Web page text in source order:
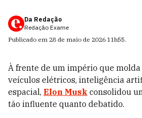
Da Redação
Redação Exame
Publicado em 28 de maio de 2026 11h55.
À frente de um império que molda
veículos elétricos, inteligência
espacial, Elon Musk consolidou
tão influente quanto debatido.